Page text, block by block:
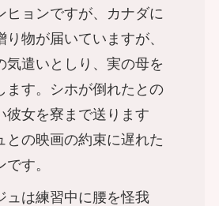
ヒョンですが、カナダに
り物が届いていますが、
気遣いとしり、実の母を
ます。シホが倒れたとの
彼女を寮まで送ります
との映画の約束に遅れた
す。
ュは練習中に腰を怪我